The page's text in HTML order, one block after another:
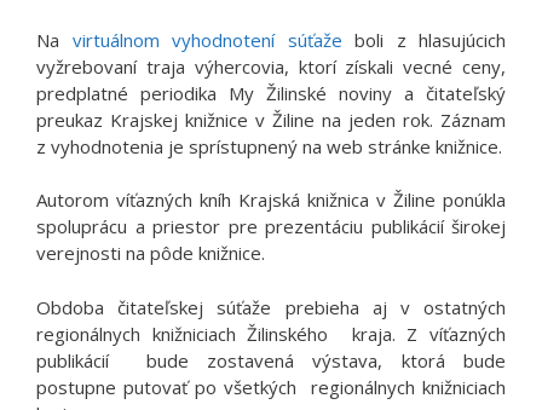
Na virtuálnom vyhodnotení súťaže boli z hlasujúcich
vyžrebovaní traja výhercovia, ktorí získali vecné ceny,
predplatné periodika My Žilinské noviny a čitateľský
preukaz Krajskej knižnice v Žiline na jeden rok. Záznam
z vyhodnotenia je sprístupnený na web stránke knižnice.
Autorom víťazných kníh Krajská knižnica v Žiline ponúkla
spoluprácu a priestor pre prezentáciu publikácií širokej
verejnosti na pôde knižnice.
Obdoba čitateľskej súťaže prebieha aj v ostatných
regionálnych knižniciach Žilinského kraja. Z víťazných
publikácií bude zostavená výstava, ktorá bude
postupne putovať po všetkých regionálnych knižniciach